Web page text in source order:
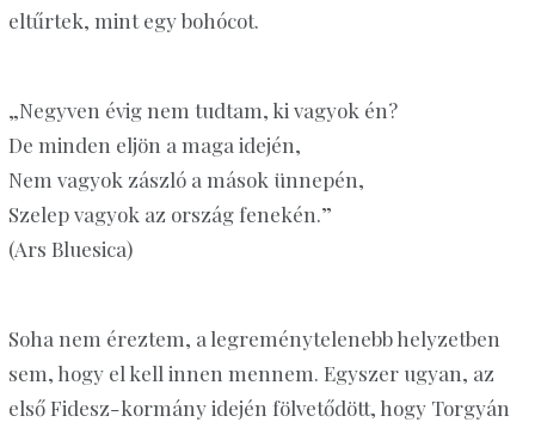
eltűrtek, mint egy bohócot.
„Negyven évig nem tudtam, ki vagyok én?
De minden eljön a maga idején,
Nem vagyok zászló a mások ünnepén,
Szelep vagyok az ország fenekén.”
(Ars Bluesica)
Soha nem éreztem, a legreménytelenebb helyzetben
sem, hogy el kell innen mennem. Egyszer ugyan, az
első Fidesz-kormány idején fölvetődött, hogy Torgyán